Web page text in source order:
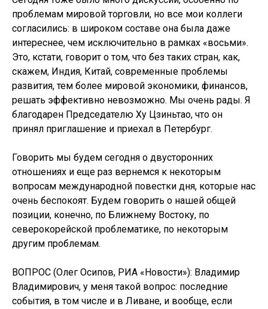
проблемам мировой торговли, но все мои коллеги
согласились: в широком составе она была даже
интереснее, чем исключительно в рамках «восьми».
Это, кстати, говорит о том, что без таких стран, как,
скажем, Индия, Китай, современные проблемы
развития, тем более мировой экономики, финансов,
решать эффективно невозможно. Мы очень рады. Я
благодарен Председателю Ху Цзиньтао, что он
принял приглашение и приехал в Петербург.
Говорить мы будем сегодня о двусторонних
отношениях и еще раз вернемся к некоторым
вопросам международной повестки дня, которые нас
очень беспокоят. Будем говорить о нашей общей
позиции, конечно, по Ближнему Востоку, по
северокорейской проблематике, по некоторым
другим проблемам.
ВОПРОС (Олег Осипов, РИА «Новости»): Владимир
Владимирович, у меня такой вопрос: последние
события, в том числе и в Ливане, и вообще, если